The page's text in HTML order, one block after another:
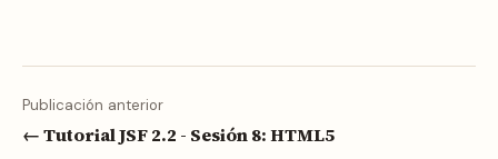
Publicación anterior
← Tutorial JSF 2.2 - Sesión 8: HTML5